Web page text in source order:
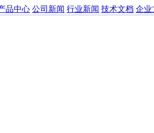
品中心 公司新闻 行业新闻 技术文档 企业